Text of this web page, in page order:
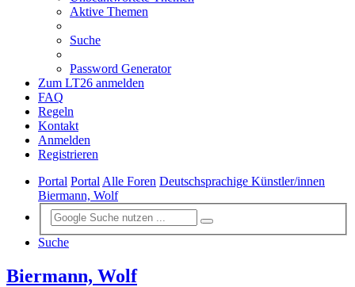
Aktive Themen
Suche
Password Generator
Zum LT26 anmelden
FAQ
Regeln
Kontakt
Anmelden
Registrieren
Portal PortalAlle Foren Deutschsprachige Künstler/innen
Biermann, Wolf
Suche
Biermann, Wolf